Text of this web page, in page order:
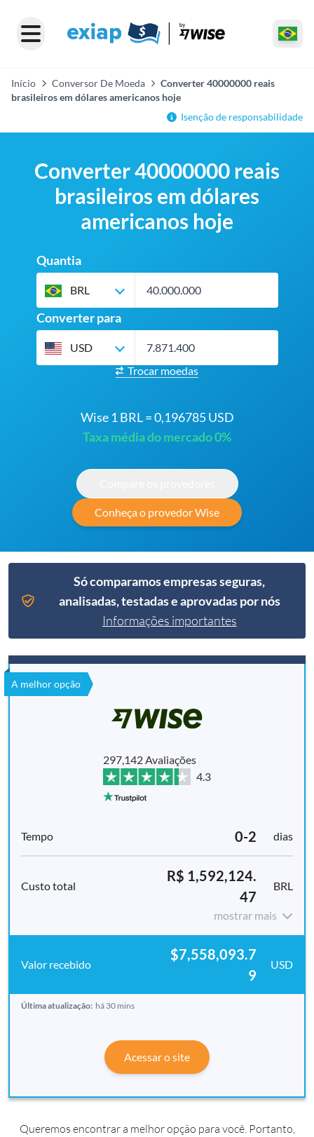
Início Conversor De Moeda
Converter 40000000 reais
brasileiros em dólares americanos hoje
Isenção de responsabilidade
Converter 40000000 reais
brasileiros em dólares
americanos hoje
Quantia
BRL
Converter para
USD
Trocar moedas
Wise 1 BRL = 0,196785 USD
Taxa média do mercado 0%
Conheça o provedor Wise
Só comparamos empresas seguras,
analisadas, testadas e aprovadas por nós
Informações importantes
A melhor opção
297,142 Avaliações
4.3
0-2 dias
R$ 1,592,124.
47
BRL
mostrar mais
$7,558,093.7
9
USD
Última atualização: há 30 mins
Acessar o site
Queremos encontrar a melhor opção para você. Portanto,